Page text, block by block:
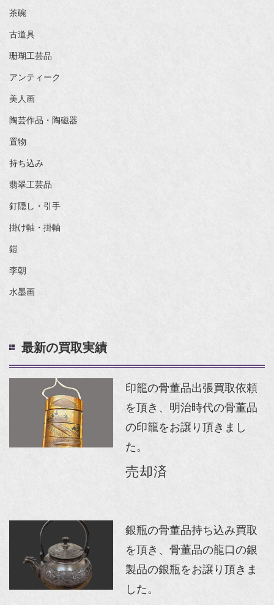
茶碗
古道具
珊瑚工芸品
アンティーク
美人画
陶芸作品・陶磁器
置物
持ち込み
翡翠工芸品
釘隠し・引手
掛け軸・掛軸
鎧
李朝
水墨画
最新の買取実績
印籠の骨董品出張買取依頼
を頂き、明治時代の骨董品
の印籠をお譲り頂きまし
た。
売却済
銀瓶の骨董品持ち込み買取
を頂き、骨董品の龍口の銀
製品の銀瓶をお譲り頂きま
した。